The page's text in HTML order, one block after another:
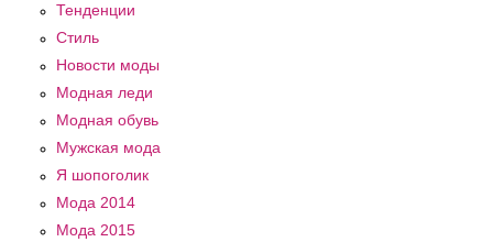
Тенденции
Стиль
Новости моды
Модная леди
Модная обувь
Мужская мода
Я шопоголик
Мода 2014
Мода 2015